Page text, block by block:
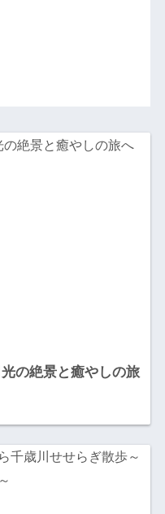
の絶景と癒やしの旅